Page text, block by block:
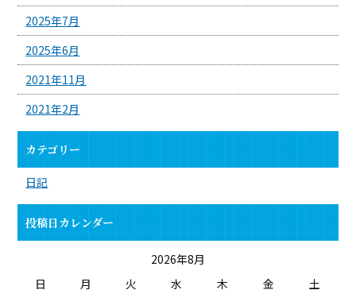
2025年7月
2025年6月
2021年11月
2021年2月
カテゴリー
日記
投稿日カレンダー
2026年8月
日
月 火 水 木 金 土